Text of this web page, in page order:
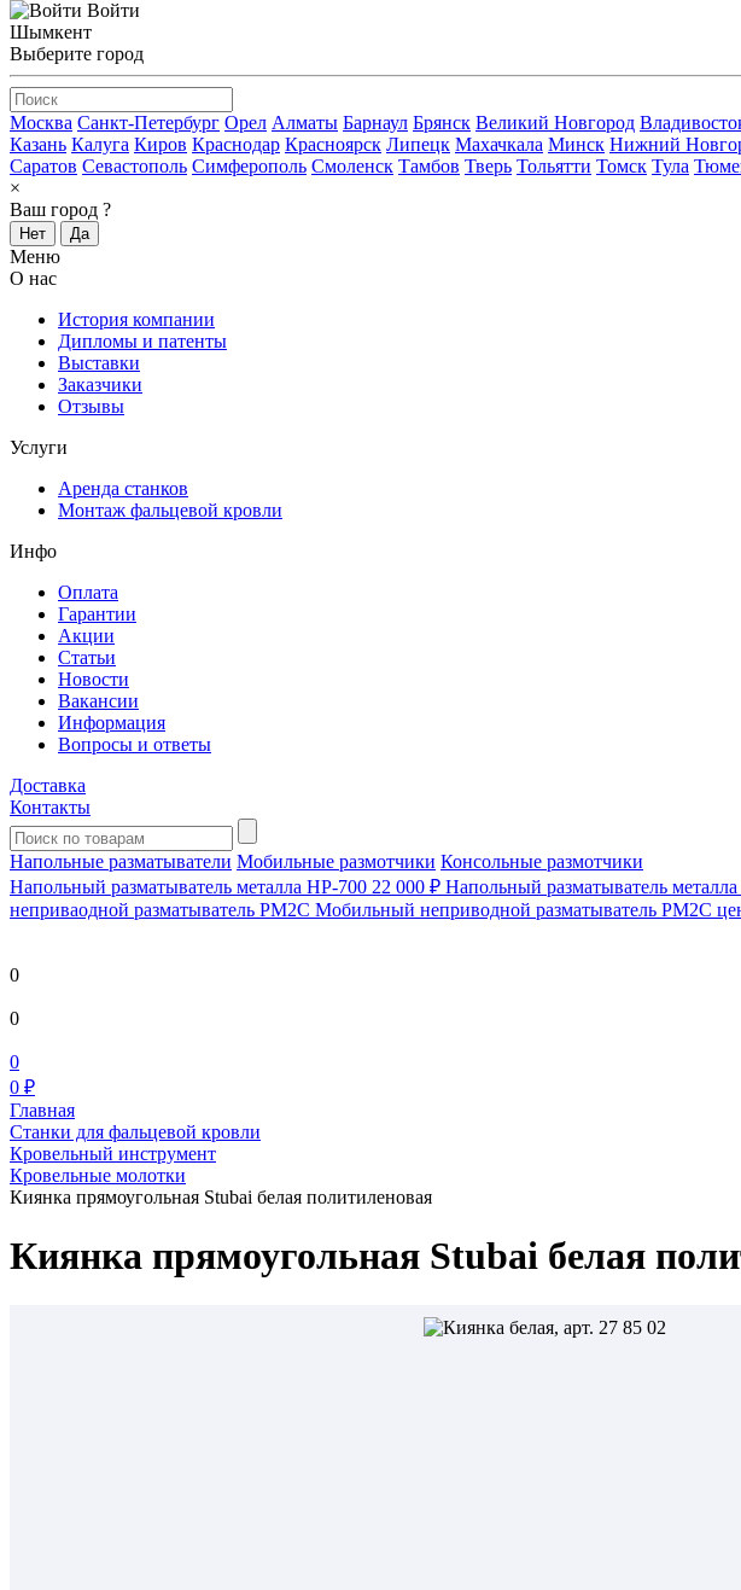
Войти
Шымкент
Выберите город
Москва Санкт-Петербург Орел Алматы Барнаул Брянск Великий Новгород
Казань Калуга Киров Краснодар Красноярск Липецк Махачкала Минск Нижний
Саратов Севастополь Симферополь Смоленск Тамбов Тверь Тольятти Томск Тула
×
Ваш город ?
Нет Да
Меню
О нас
История компании
Дипломы и патенты
Выставки
Заказчики
Отзывы
Услуги
Аренда станков
Монтаж фальцевой кровли
Инфо
Оплата
Гарантии
Акции
Статьи
Новости
Вакансии
Информация
Вопросы и ответы
Доставка
Контакты
Напольные разматыватели Мобильные размотчики Консольные размотчики
Напольный разматыватель металла HP-700 22 000 ₽ Напольный разматыватель
непривaодной разматыватель РМ2С Мобильный неприводной разматыватель РМ2С
0
0
0
0 ₽
Главная
Станки для фальцевой кровли
Кровельный инструмент
Кровельные молотки
Киянка прямоугольная Stubai белая политиленовая
Киянка прямоугольная Stubai белая